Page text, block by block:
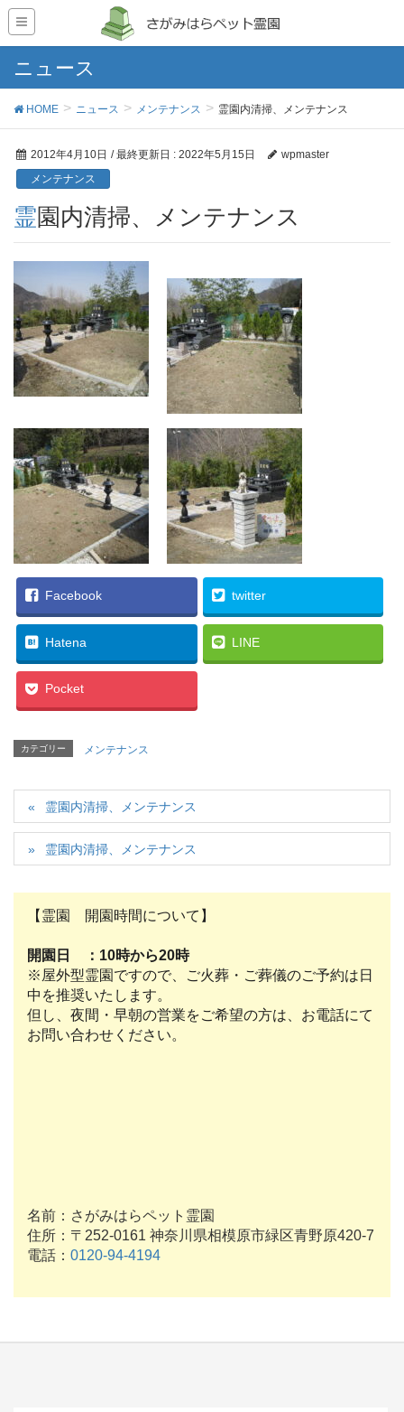
ニュース
HOME ニュース メンテナンス 霊園内清掃、メンテナンス
2012年4月10日 / 最終更新日 : 2022年5月15日
wpmaster
メンテナンス
霊園内清掃、メンテナンス
Facebook twitter
Hatena LINE
Pocket
カテゴリー メンテナンス
霊園内清掃、メンテナンス
霊園内清掃、メンテナンス
【霊園 開園時間について】
開園日 ：10時から20時
※屋外型霊園ですので、ご火葬・ご葬儀のご予約は日
中を推奨いたします。
但し、夜間・早朝の営業をご希望の方は、お電話にて
お問い合わせください。
名前：さがみはらペット霊園
住所：〒252-0161 神奈川県相模原市緑区青野原420-7
電話： 0120-94-4194